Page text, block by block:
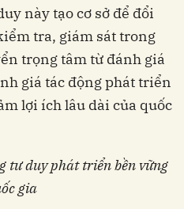
này tạo cơ sở để đổi
tra, giám sát trong
trọng tâm từ đánh giá
giá tác động phát triển
lợi ích lâu dài của quốc
tư duy phát triển bền vững
gia